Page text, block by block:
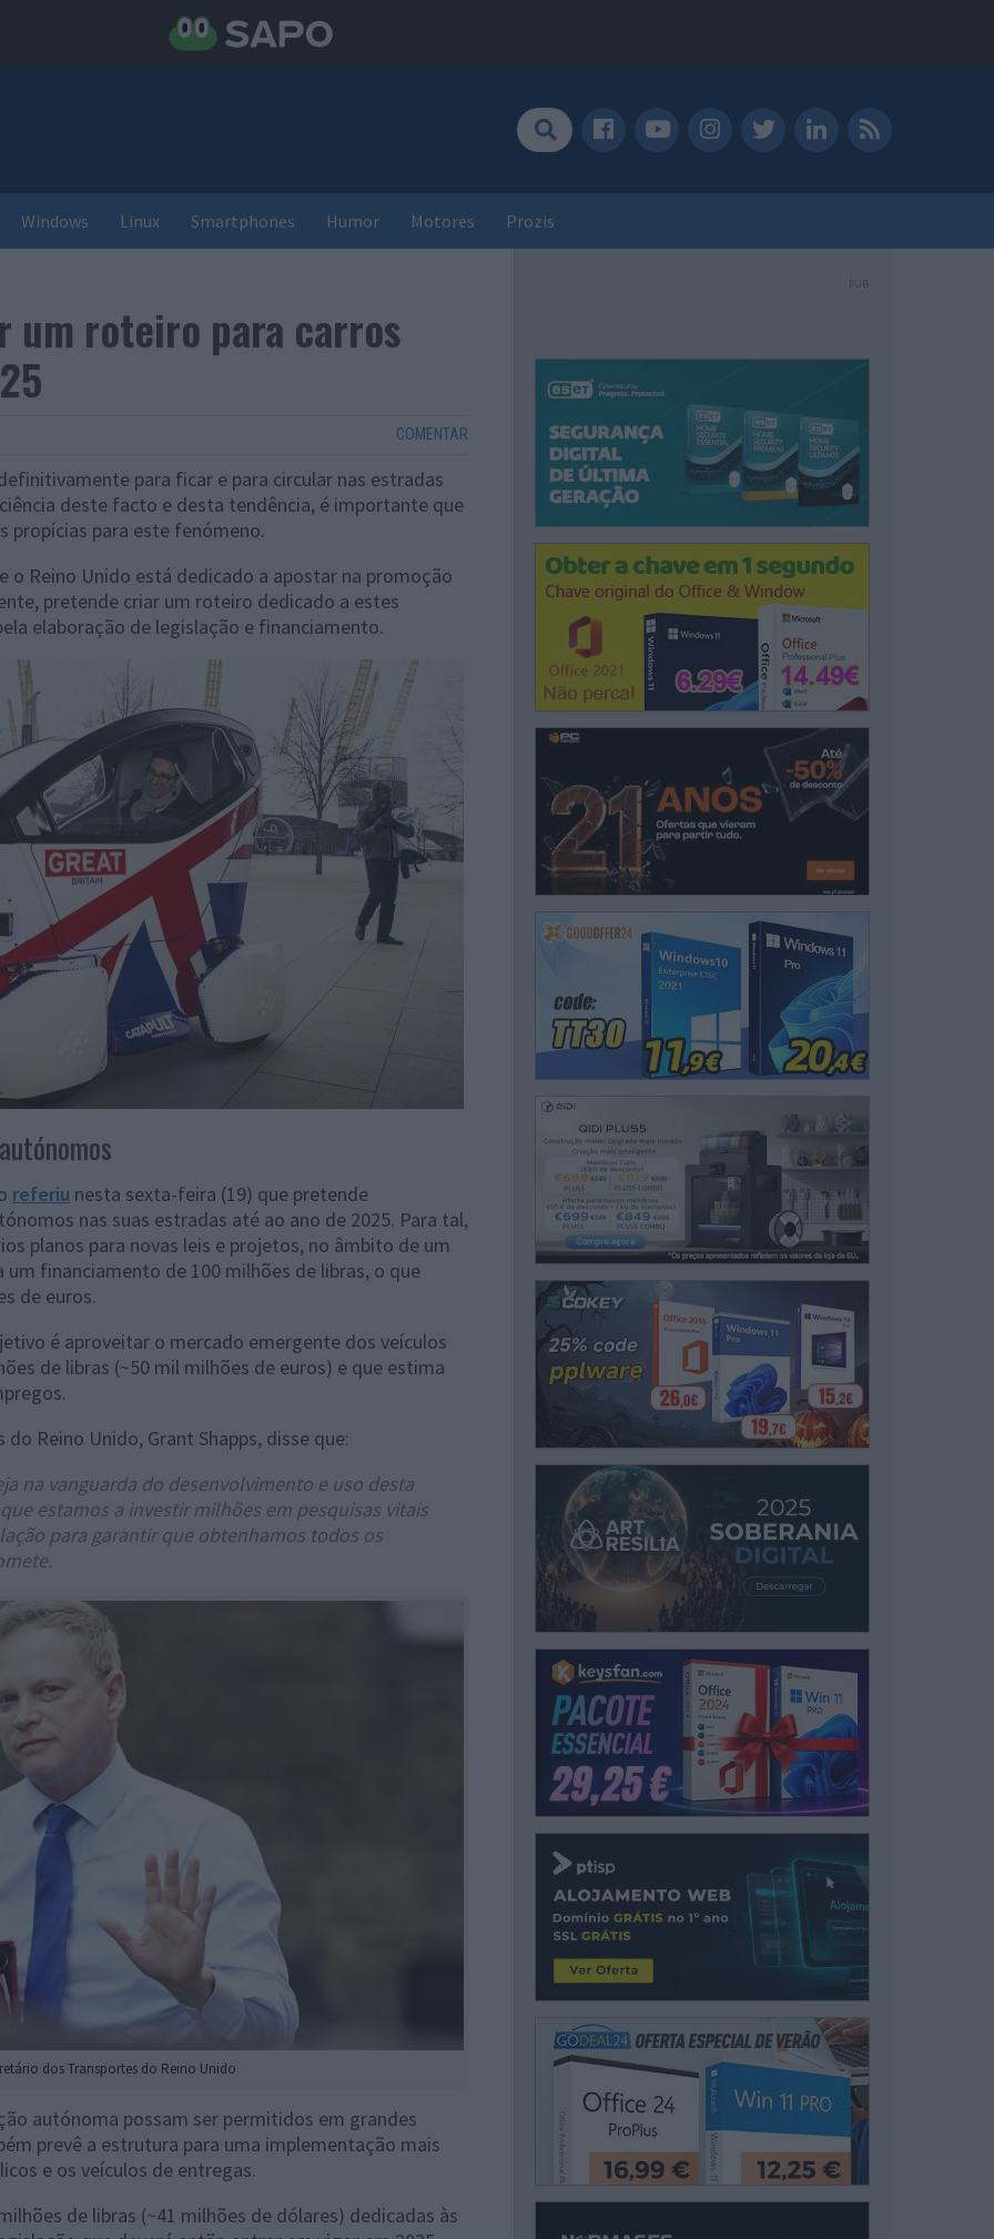
Windows Linux Smartphones Humor Motores Prozis
um roteiro para carros
COMENTAR
para ficar e para circular nas estradas
deste facto e desta tendência, é importante que
propícias para este fenómeno.
o Reino Unido está dedicado a apostar na promoção
pretende criar um roteiro dedicado a estes
elaboração de legislação e financiamento.
referiu nesta sexta-feira (19) que pretende
nas suas estradas até ao ano de 2025. Para tal,
planos para novas leis e projetos, no âmbito de um
financiamento de 100 milhões de libras, o que
de euros.
é aproveitar o mercado emergente dos veículos
de libras (~50 mil milhões de euros) e que estima
Reino Unido, Grant Shapps, disse que:
na vanguarda do desenvolvimento e uso desta
estamos a investir milhões em pesquisas vitais
para garantir que obtenhamos todos os
dos Transportes do Reino Unido
autónoma possam ser permitidos em grandes
prevê a estrutura para uma implementação mais
e os veículos de entregas.
de libras (~41 milhões de dólares) dedicadas às
PUB